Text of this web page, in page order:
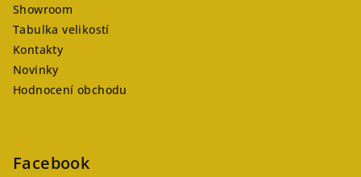
Showroom
Tabulka velikostí
Kontakty
Novinky
Hodnocení obchodu
Facebook